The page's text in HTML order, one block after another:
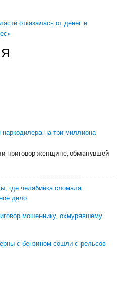
отказалась от денег и
на три миллиона
приговор женщине, обманувшей
где челябинка сломала
дело
мошеннику, охмурявшему
с бензином сошли с рельсов